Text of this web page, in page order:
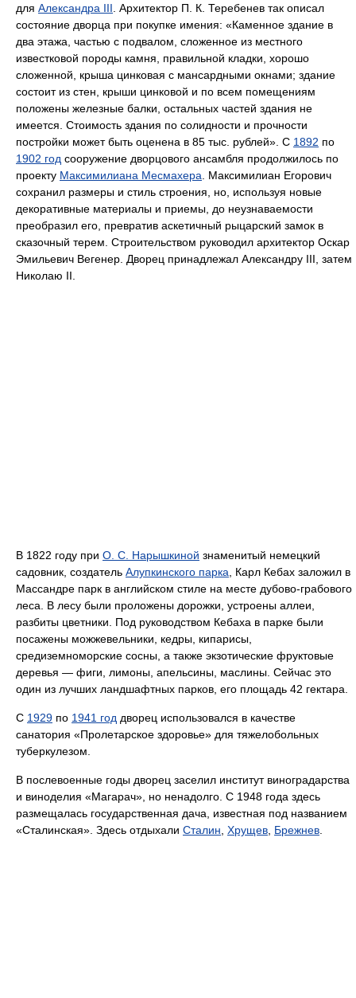
для Александра III . Архитектор П. К. Теребенев так описал
состояние дворца при покупке имения: «Каменное здание в
два этажа, частью с подвалом, сложенное из местного
известковой породы камня, правильной кладки, хорошо
сложенной, крыша цинковая с мансардными окнами; здание
состоит из стен, крыши цинковой и по всем помещениям
положены железные балки, остальных частей здания не
имеется. Стоимость здания по солидности и прочности
постройки может быть оценена в 85 тыс. рублей». С 1892 по
1902 год сооружение дворцового ансамбля продолжилось по
проекту Максимилиана Месмахера . Максимилиан Егорович
сохранил размеры и стиль строения, но, используя новые
декоративные материалы и приемы, до неузнаваемости
преобразил его, превратив аскетичный рыцарский замок в
сказочный терем. Строительством руководил архитектор Оскар
Эмильевич Вегенер. Дворец принадлежал Александру III, затем
Николаю II.
В 1822 году при О. С. Нарышкиной знаменитый немецкий
садовник, создатель Алупкинского парка , Карл Кебах заложил в
Массандре парк в английском стиле на месте дубово-грабового
леса. В лесу были проложены дорожки, устроены аллеи,
разбиты цветники. Под руководством Кебаха в парке были
посажены можжевельники, кедры, кипарисы,
средиземноморские сосны, а также экзотические фруктовые
деревья — фиги, лимоны, апельсины, маслины. Сейчас это
один из лучших ландшафтных парков, его площадь 42 гектара.
С 1929 по 1941 год дворец использовался в качестве
санатория «Пролетарское здоровье» для тяжелобольных
туберкулезом.
В послевоенные годы дворец заселил институт виноградарства
и виноделия «Магарач», но ненадолго. С 1948 года здесь
размещалась государственная дача, известная под названием
«Сталинская». Здесь отдыхали Сталин Хрущев Брежнев